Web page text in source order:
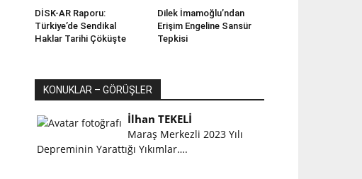
DİSK-AR Raporu:
Türkiye’de Sendikal
Haklar Tarihi Çöküşte
Dilek İmamoğlu’ndan
Erişim Engeline Sansür
Tepkisi
KONUKLAR – GÖRÜŞLER
İlhan TEKELİ
Maraş Merkezli 2023 Yılı
Depreminin Yarattığı Yıkımlar….